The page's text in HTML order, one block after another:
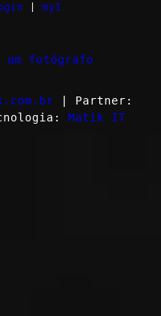
myI
um fotógrafo
| Partner:
Matik IT